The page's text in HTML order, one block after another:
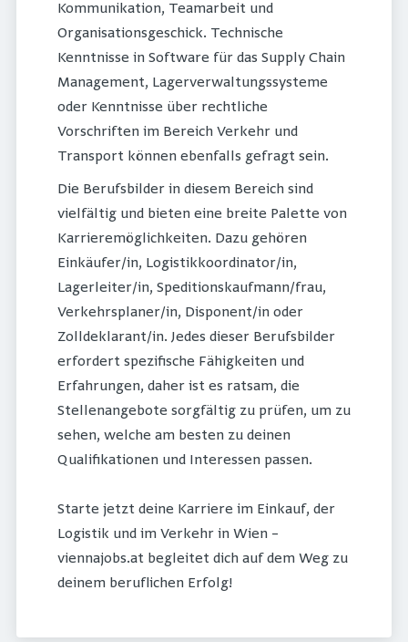
Kommunikation, Teamarbeit und
Organisationsgeschick. Technische
Kenntnisse in Software für das Supply Chain
Management, Lagerverwaltungssysteme
oder Kenntnisse über rechtliche
Vorschriften im Bereich Verkehr und
Transport können ebenfalls gefragt sein.
Die Berufsbilder in diesem Bereich sind
vielfältig und bieten eine breite Palette von
Karrieremöglichkeiten. Dazu gehören
Einkäufer/in, Logistikkoordinator/in,
Lagerleiter/in, Speditionskaufmann/frau,
Verkehrsplaner/in, Disponent/in oder
Zolldeklarant/in. Jedes dieser Berufsbilder
erfordert spezifische Fähigkeiten und
Erfahrungen, daher ist es ratsam, die
Stellenangebote sorgfältig zu prüfen, um zu
sehen, welche am besten zu deinen
Qualifikationen und Interessen passen.
Starte jetzt deine Karriere im Einkauf, der
Logistik und im Verkehr in Wien –
viennajobs.at begleitet dich auf dem Weg zu
deinem beruflichen Erfolg!